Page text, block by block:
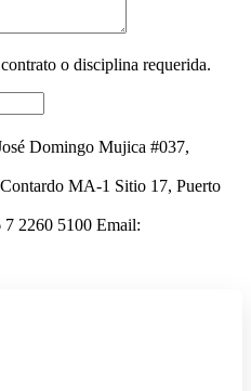
o disciplina requerida.
Domingo Mujica #037,
MA-1 Sitio 17, Puerto
7 2260 5100 Email: